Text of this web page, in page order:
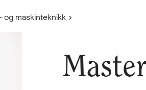
og maskinteknikk